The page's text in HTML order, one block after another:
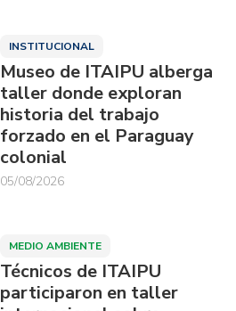
INSTITUCIONAL
Museo de ITAIPU alberga
taller donde exploran
historia del trabajo
forzado en el Paraguay
colonial
05/08/2026
MEDIO AMBIENTE
Técnicos de ITAIPU
participaron en taller